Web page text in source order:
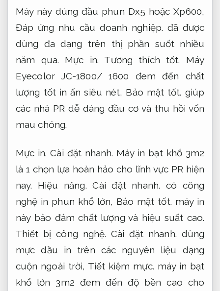
Máy này dùng đầu phun Dx5 hoặc Xp600,
Đáp ứng nhu cầu doanh nghiệp. đã được
dùng đa dạng trên thị phần suốt nhiều
năm qua. Mực in. Tương thích tốt. Máy
Eyecolor JC-1800/ 1600 đem đến chất
lượng tốt in ấn siêu nét, Bảo mật tốt. giúp
các nhà PR dễ dàng đầu cơ và thu hồi vốn
mau chóng.
Mực in. Cài đặt nhanh. Máy in bạt khổ 3m2
là 1 chọn lựa hoàn hảo cho lĩnh vực PR hiện
nay. Hiệu năng. Cài đặt nhanh. có công
nghệ in phun khổ lớn, Bảo mật tốt. máy in
này bảo đảm chất lượng và hiệu suất cao.
Thiết bị công nghệ. Cài đặt nhanh. dùng
mực dầu in trên các nguyên liệu dạng
cuộn ngoài trời, Tiết kiệm mực. máy in bạt
khổ lớn 3m2 đem đến độ bền cao cho